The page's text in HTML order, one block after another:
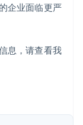
企业面临更严
息，请查看我